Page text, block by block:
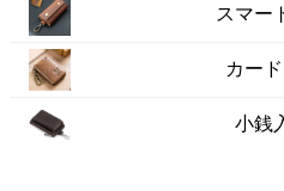
スマー
カー
小銭